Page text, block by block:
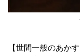
【世間一般のあか